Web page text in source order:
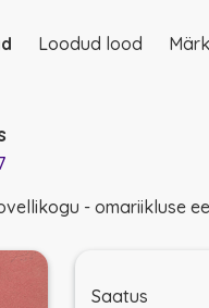
Loodud lood
- omariikluse
Saatus